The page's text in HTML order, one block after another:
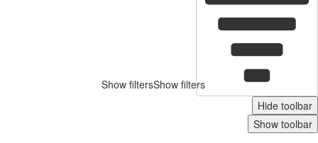
Show filtersShow filters
Hide
Show